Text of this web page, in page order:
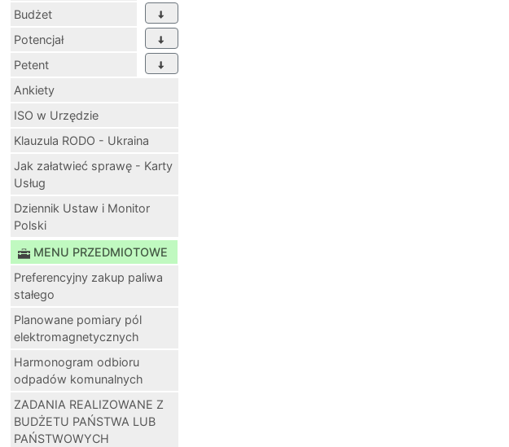
Budżet
Potencjał
Petent
Ankiety
ISO w Urzędzie
Klauzula RODO - Ukraina
Jak załatwieć sprawę - Karty
Usług
Dziennik Ustaw i Monitor
Polski
MENU PRZEDMIOTOWE
Preferencyjny zakup paliwa
stałego
Planowane pomiary pól
elektromagnetycznych
Harmonogram odbioru
odpadów komunalnych
ZADANIA REALIZOWANE Z
BUDŻETU PAŃSTWA LUB
PAŃSTWOWYCH